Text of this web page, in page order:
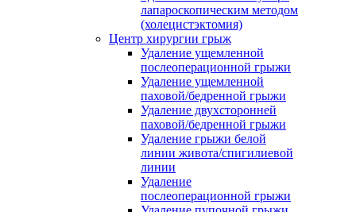
лапароскопическим методом
(холецистэктомия)
Центр хирургии грыж
Удаление ущемленной
послеоперационной грыжи
Удаление ущемленной
паховой/бедренной грыжи
Удаление двухсторонней
паховой/бедренной грыжи
Удаление грыжи белой
линии живота/спигилиевой
линии
Удаление
послеоперационной грыжи